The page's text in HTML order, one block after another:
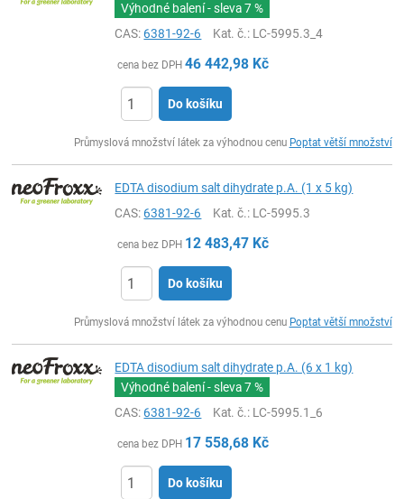
Výhodné balení - sleva7 %
CAS:6381-92-6 Kat. č.: LC-5995.3_4
cena bez DPH 46 442,98 Kč
Do košíku
Průmyslová množství látek za výhodnou cenu Poptat větší množství
EDTA disodium salt dihydrate p.A. (1 x 5 kg)
CAS:6381-92-6 Kat. č.: LC-5995.3
cena bez DPH 12 483,47 Kč
Do košíku
Průmyslová množství látek za výhodnou cenu Poptat větší množství
EDTA disodium salt dihydrate p.A. (6 x 1 kg)
Výhodné balení - sleva7 %
CAS:6381-92-6 Kat. č.: LC-5995.1_6
cena bez DPH 17 558,68 Kč
Do košíku